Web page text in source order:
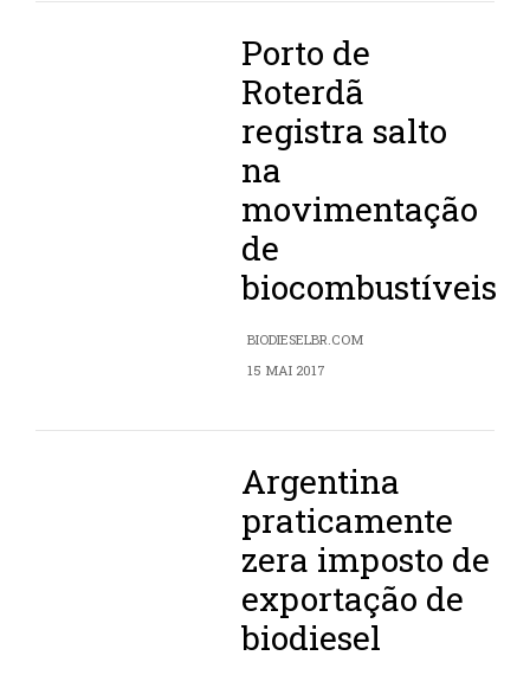
Porto de
Roterdã
registra salto
na
movimentação
de
biocombustíveis
BIODIESELBR.COM
15 MAI 2017
Argentina
praticamente
zera imposto de
exportação de
biodiesel